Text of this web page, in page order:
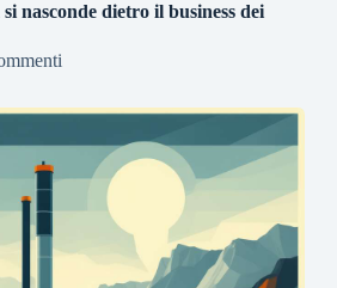
nasconde dietro il business dei